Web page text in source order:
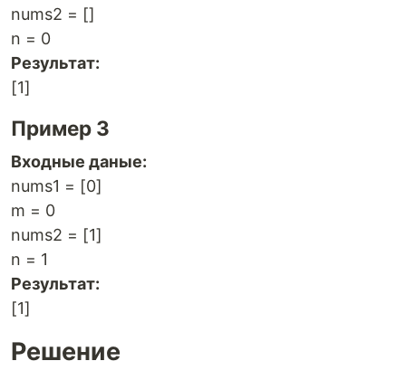
nums2 = []
n = 0
Результат:
[1]
Пример 3
Входные даные:
nums1 = [0]
m = 0
nums2 = [1]
n = 1
Результат:
[1]
Решение